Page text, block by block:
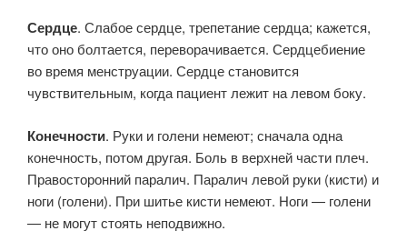
Сердце. Слабое сердце, трепетание сердца; кажется,
что оно болтается, переворачивается. Сердцебиение
во время менструации. Сердце становится
чувствительным, когда пациент лежит на левом боку.
Конечности. Руки и голени немеют; сначала одна
конечность, потом другая. Боль в верхней части плеч.
Правосторонний паралич. Паралич левой руки (кисти) и
ноги (голени). При шитье кисти немеют. Ноги — голени
— не могут стоять неподвижно.